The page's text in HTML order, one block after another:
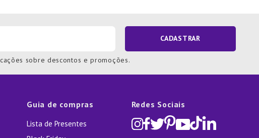
CADASTRAR
sobre descontos e promoções.
Guia de compras
Lista de Presentes
Redes Sociais